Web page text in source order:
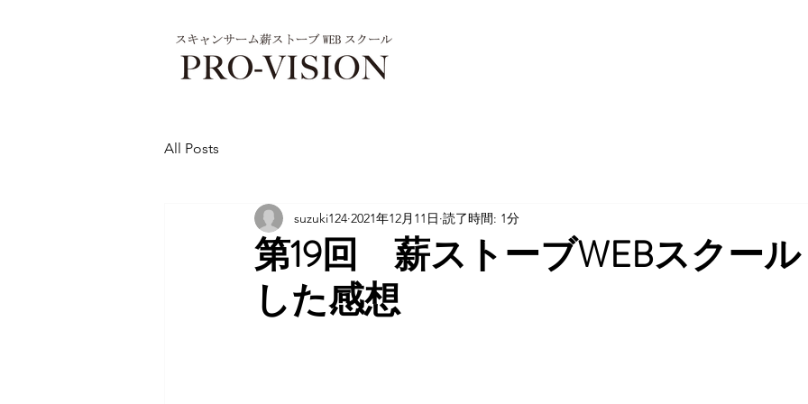
All Posts
第19回 薪ストーブWEBスクー
した感想
suzuki124 2021年12月11日 読了時間: 1分